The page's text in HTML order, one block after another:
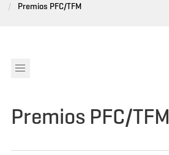
Premios PFC/TFM
Premios PFC/TFM